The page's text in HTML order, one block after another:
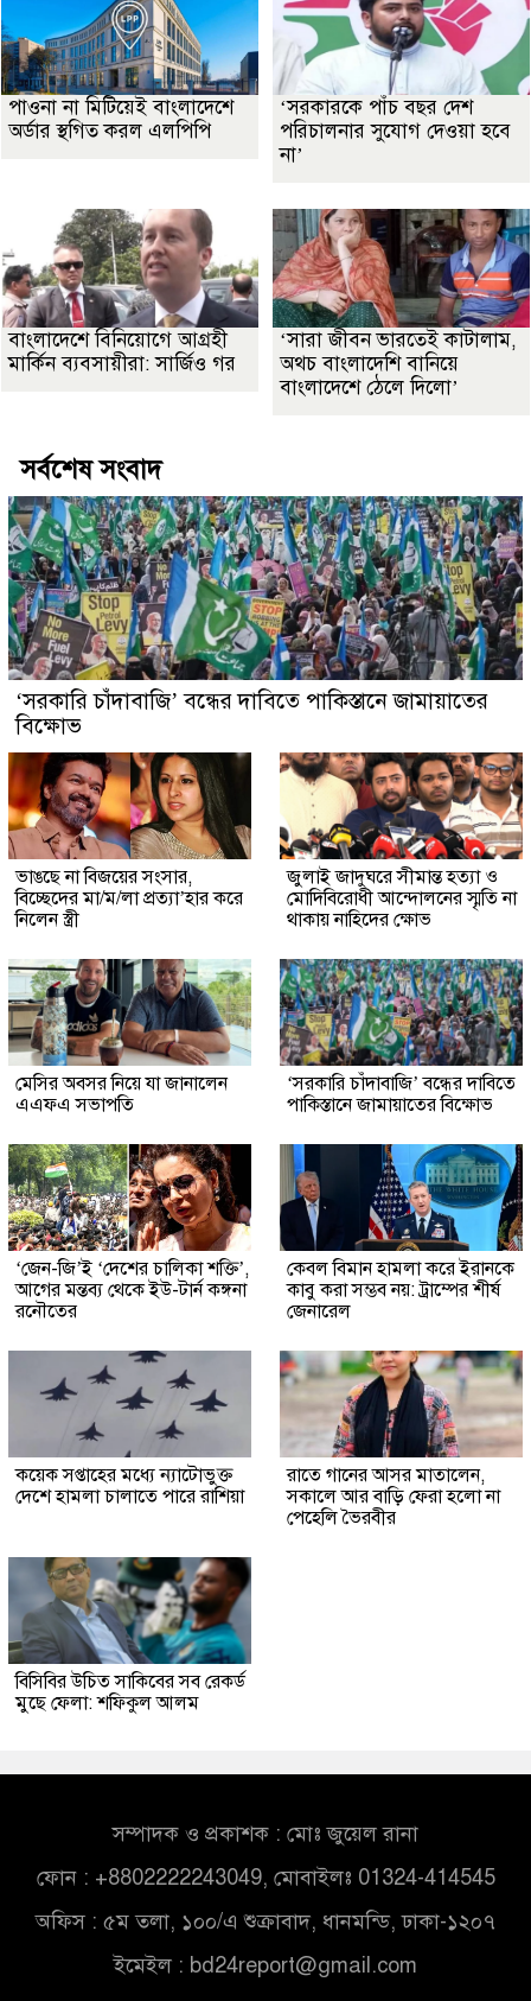
পাওনা না মিটিয়েই বাংলাদেশে
অর্ডার স্থগিত করল এলপিপি
‘সরকারকে পাঁচ বছর দেশ
পরিচালনার সুযোগ দেওয়া হবে
না’
বাংলাদেশে বিনিয়োগে আগ্রহী
মার্কিন ব্যবসায়ীরা: সার্জিও গর
‘সারা জীবন ভারতেই কাটালাম,
অথচ বাংলাদেশি বানিয়ে
বাংলাদেশে ঠেলে দিলো’
সর্বশেষ সংবাদ
‘সরকারি চাঁদাবাজি’ বন্ধের দাবিতে পাকিস্তানে জামায়াতের
বিক্ষোভ
ভাঙছে না বিজয়ের সংসার,
বিচ্ছেদের মা/ম/লা প্রত্যা’হার করে
নিলেন স্ত্রী
জুলাই জাদুঘরে সীমান্ত হত্যা ও
মোদিবিরোধী আন্দোলনের স্মৃতি না
থাকায় নাহিদের ক্ষোভ
মেসির অবসর নিয়ে যা জানালেন
এএফএ সভাপতি
‘সরকারি চাঁদাবাজি’ বন্ধের দাবিতে
পাকিস্তানে জামায়াতের বিক্ষোভ
‘জেন-জি’ই ‘দেশের চালিকা শক্তি’,
আগের মন্তব্য থেকে ইউ-টার্ন কঙ্গনা
রনৌতের
কেবল বিমান হামলা করে ইরানকে
কাবু করা সম্ভব নয়: ট্রাম্পের শীর্ষ
জেনারেল
কয়েক সপ্তাহের মধ্যে ন্যাটোভুক্ত
দেশে হামলা চালাতে পারে রাশিয়া
রাতে গানের আসর মাতালেন,
সকালে আর বাড়ি ফেরা হলো না
পেহেলি ভৈরবীর
বিসিবির উচিত সাকিবের সব রেকর্ড
মুছে ফেলা: শফিকুল আলম
সম্পাদক ও প্রকাশক : মোঃ জুয়েল রানা
ফোন : +8802222243049, মোবাইলঃ 01324-414545
অফিস : ৫ম তলা, ১০০/এ শুক্রাবাদ, ধানমন্ডি, ঢাকা-১২০৭
ইমেইল : bd24report@gmail.com